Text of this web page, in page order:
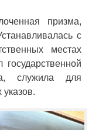
призма,
с
местах
служила для